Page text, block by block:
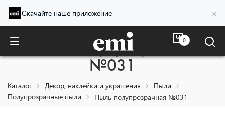
Скачайте наше приложение ×
0
Пыль полупрозрачная
№031
Каталог Декор, наклейки и украшения
Пыли
Полупрозрачные пыли
Пыль полупрозрачная №031